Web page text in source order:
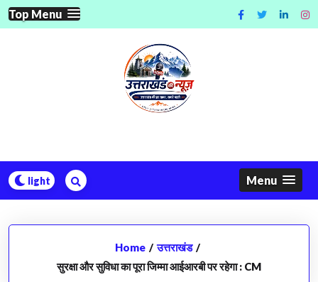
Skip
to
Top Menu
Menu
Home / उत्तराखंड /
सुरक्षा और सुविधा का पूरा जिम्मा आईआरबी पर रहेगा : CM